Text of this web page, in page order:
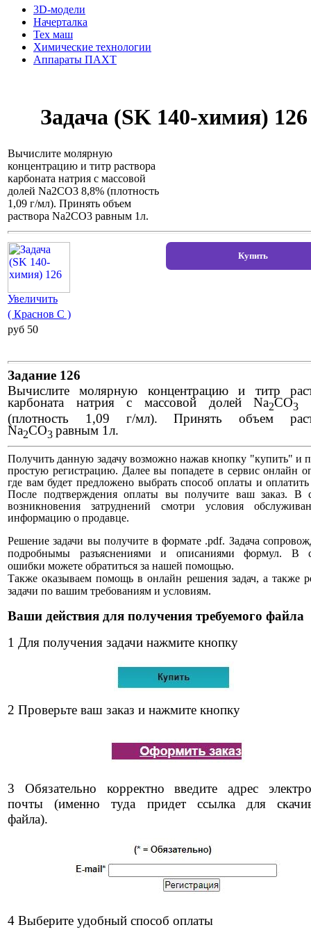
3D-модели
Начерталка
Тех маш
Химические технологии
Аппараты ПАХТ
Задача (SK 140-химия) 126
Вычислите молярную
концентрацию и титр раствора
карбоната натрия с массовой
долей Na2CO3 8,8% (плотность
1,09 г/мл). Принять объем
раствора Na2CO3 равным 1л.
Увеличить
( Краснов С )
pуб 50
Задание 126
Вычислите молярную концентрацию и титр
карбоната натрия с массовой долей Na2CO3
(плотность 1,09 г/мл). Принять объем
Na2CO3 равным 1л.
Получить данную задачу возможно нажав кнопку "купить" и
простую регистрацию. Далее вы попадете в сервис онлайн
где вам будет предложено выбрать способ оплаты и оплатить
После подтверждения оплаты вы получите ваш заказ. В
возникновения затруднений смотри условия
информацию о продавце.
Решение задачи вы получите в формате .pdf. Задача
подробнымы разъяснениями и описаниями формул. В
ошибки можете обратиться за нашей помощью.
Также оказываем помощь в онлайн решения задач, а также
задачи по вашим требованиям и условиям.
Ваши действия для получения требуемого файла
1 Для получения задачи нажмите кнопку
2 Проверьте ваш заказ и нажмите кнопку
3 Обязательно корректно введите адрес
почты (именно туда придет ссылка для
файла).
4 Выберите удобный способ оплаты